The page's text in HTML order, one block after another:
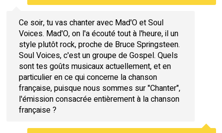
Ce soir, tu vas chanter avec Mad'O et Soul
Voices. Mad'O, on l'a écouté tout à l'heure, il un
style plutôt rock, proche de Bruce Springsteen.
Soul Voices, c'est un groupe de Gospel. Quels
sont tes goûts musicaux actuellement, et en
particulier en ce qui concerne la chanson
française, puisque nous sommes sur "Chanter",
l'émission consacrée entièrement à la chanson
française ?